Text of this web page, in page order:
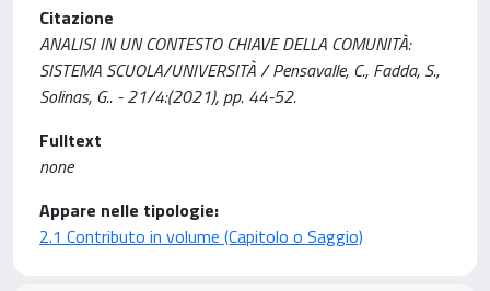
Citazione
ANALISI IN UN CONTESTO CHIAVE DELLA COMUNITÀ:
SISTEMA SCUOLA/UNIVERSITÀ / Pensavalle, C., Fadda, S.,
Solinas, G.. - 21/4:(2021), pp. 44-52.
Fulltext
none
Appare nelle tipologie:
2.1 Contributo in volume (Capitolo o Saggio)